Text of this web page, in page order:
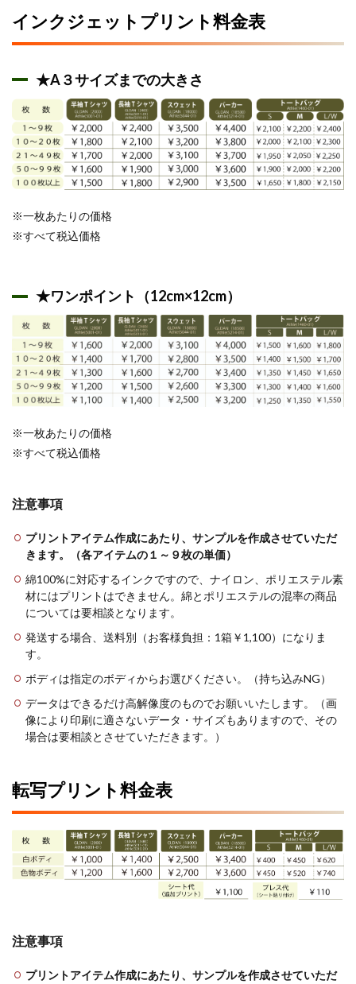
インクジェットプリント料金表
★A３サイズまでの大きさ
※一枚あたりの価格
※すべて税込価格
★ワンポイント（12cm×12cm）
※一枚あたりの価格
※すべて税込価格
注意事項
プリントアイテム作成にあたり、サンプルを作成させていただ
きます。（各アイテムの１～９枚の単価）
綿100%に対応するインクですので、ナイロン、ポリエステル素
材にはプリントはできません。綿とポリエステルの混率の商品
については要相談となります。
発送する場合、送料別（お客様負担：1箱￥1,100）になりま
す。
ボディは指定のボディからお選びください。（持ち込みNG）
データはできるだけ高解像度のものでお願いいたします。（画
像により印刷に適さないデータ・サイズもありますので、その
場合は要相談とさせていただきます。）
転写プリント料金表
注意事項
プリントアイテム作成にあたり、サンプルを作成させていただ